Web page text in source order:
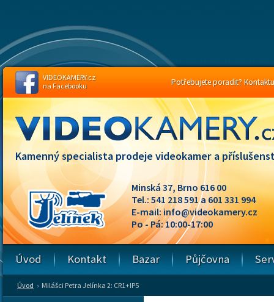
Kamenný specialista prodeje videokamer a
Minská 37, Brno 616 00
Tel.: 541 218 591 a 601 331 994
E-mail:info@videokamery.cz
Po - Pá: 10:00-17:00
Úvod › Milášci Petra Jelínka 2: CR1+IP5
Úvod Kontakt Bazar Půjčovna
VIDEOKAMERY.cz
na Facebooku
Potřebujete poradit?